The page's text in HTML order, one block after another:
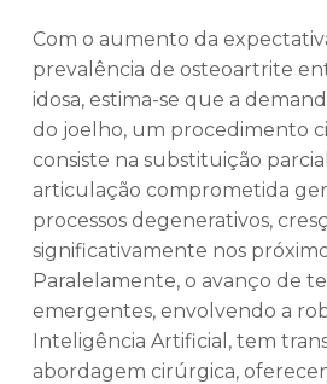
Com o aumento da
prevalência de osteoartrite
idosa, estima-se que a
do joelho, um procedimento
consiste na substituição
articulação comprometida
processos degenerativos,
significativamente nos
Paralelamente, o avanço de
emergentes, envolvendo a
Inteligência Artificial, tem
abordagem cirúrgica,